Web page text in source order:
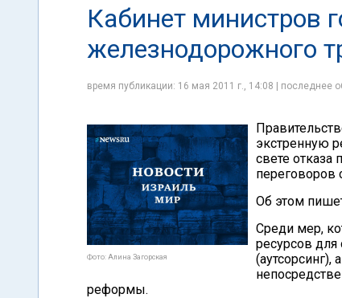
Кабинет министров
железнодорожного
время публикации: 16 мая 2011 г., 14:08 | последнее
Фото: Алина Загорская
экстренную
свете
переговоров
Об этом
Среди мер,
ресурсов
(аутсорсинг),
реформы.